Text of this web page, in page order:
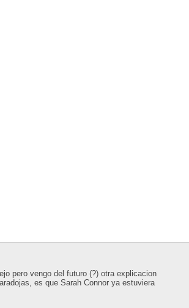
pero vengo del futuro (?) otra explicacion
es que Sarah Connor ya estuviera